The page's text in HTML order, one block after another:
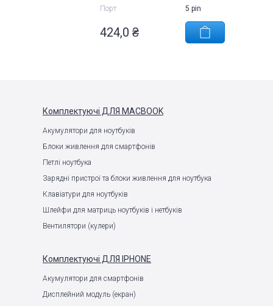
Порт
5 pin
424,0 ₴
Комплектуючі ДЛЯ MACBOOK
Акумулятори для ноутбуків
Блоки живлення для смартфонів
Петлі ноутбука
Зарядні пристрої та блоки живлення для ноутбука
Клавіатури для ноутбуків
Шлейфи для матриць ноутбуків і нетбуків
Вентилятори (кулери)
Комплектуючі ДЛЯ IPHONE
Акумулятори для смартфонів
Дисплейний модуль (екран)